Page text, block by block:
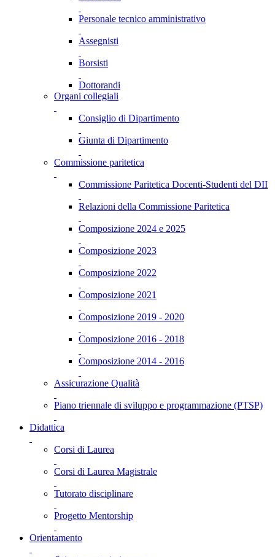
Personale tecnico amministrativo
Assegnisti
Borsisti
Dottorandi
Organi collegiali
Consiglio di Dipartimento
Giunta di Dipartimento
Commissione paritetica
Commissione Paritetica Docenti-Studenti del DII
Relazioni della Commissione Paritetica
Composizione 2024 e 2025
Composizione 2023
Composizione 2022
Composizione 2021
Composizione 2019 - 2020
Composizione 2016 - 2018
Composizione 2014 - 2016
Assicurazione Qualità
Piano triennale di sviluppo e programmazione (PTSP)
Didattica
Corsi di Laurea
Corsi di Laurea Magistrale
Tutorato disciplinare
Progetto Mentorship
Orientamento